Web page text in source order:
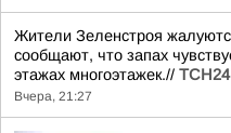
Жители Зеленстроя
сообщают, что запах
этажах многоэтажек.// ТСН24
Вчера, 21:27